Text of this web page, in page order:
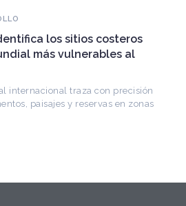
Gutiérrez, guardián del
e Investigador Superior del
el CEDODAL e impulsó los Seminarios
Latinoamericana. Publicó más de